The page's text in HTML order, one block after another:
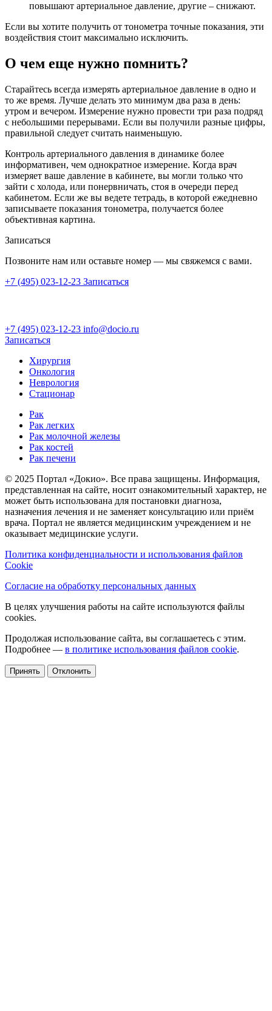
повышают артериальное давление, другие – снижают.
Если вы хотите получить от тонометра точные показания, эти
воздействия стоит максимально исключить.
О чем еще нужно помнить?
Старайтесь всегда измерять артериальное давление в одно и
то же время. Лучше делать это минимум два раза в день:
утром и вечером. Измерение нужно провести три раза подряд
с небольшими перерывами. Если вы получили разные цифры,
правильной следует считать наименьшую.
Контроль артериального давления в динамике более
информативен, чем однократное измерение. Когда врач
измеряет ваше давление в кабинете, вы могли только что
зайти с холода, или понервничать, стоя в очереди перед
кабинетом. Если же вы ведете тетрадь, в которой ежедневно
записываете показания тонометра, получается более
объективная картина.
Записаться
Позвоните нам или оставьте номер — мы свяжемся с вами.
+7 (495) 023-12-23 Записаться
+7 (495) 023-12-23 info@docio.ru
Записаться
Хирургия
Онкология
Неврология
Стационар
Рак
Рак легких
Рак молочной железы
Рак костей
Рак печени
© 2025 Портал «Докио». Все права защищены. Информация,
представленная на сайте, носит ознакомительный характер, не
может быть использована для постановки диагноза,
назначения лечения и не заменяет консультацию или приём
врача. Портал не является медицинским учреждением и не
оказывает медицинские услуги.
Политика конфиденциальности и использования файлов
Cookie
Согласие на обработку персональных данных
В целях улучшения работы на сайте используются файлы
cookies.
Продолжая использование сайта, вы соглашаетесь с этим.
Подробнее — в политике использования файлов cookie.
Принять Отклонить